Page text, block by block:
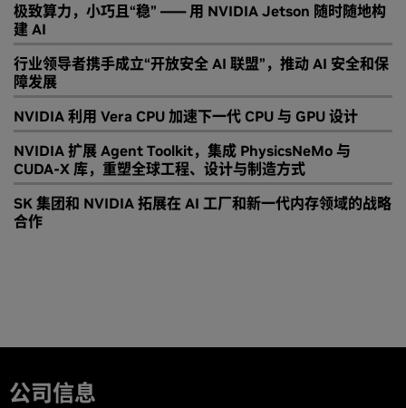
极致算力，小巧且“稳” —— 用 NVIDIA Jetson 随时随地构
建 AI
行业领导者携手成立“开放安全 AI 联盟”，推动 AI 安全和保
障发展
NVIDIA 利用 Vera CPU 加速下一代 CPU 与 GPU 设计
NVIDIA 扩展 Agent Toolkit，集成 PhysicsNeMo 与
CUDA-X 库，重塑全球工程、设计与制造方式
SK 集团和 NVIDIA 拓展在 AI 工厂和新一代内存领域的战略
合作
公司信息